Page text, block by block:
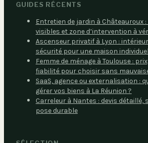
GUIDES RÉCENTS
Entretien de jardin à Châteauroux
visibles et zone d’intervention à
Ascenseur privatif à Lyon :
sécurité pour une maison
Femme de ménage à Toulouse :
fiabilité pour choisir sans
SaaS, agence ou externalisation :
gérer vos biens à La Réunion ?
Carreleur à Nantes : devis
pose durable